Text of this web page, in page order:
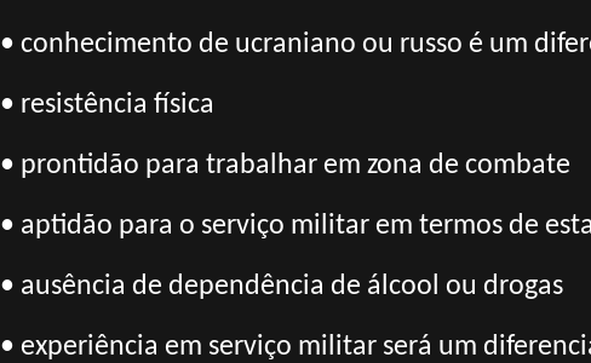
• conhecimento de ucraniano ou russo é um
• resistência física
• prontidão para trabalhar em zona de combate
• aptidão para o serviço militar em termos de
• ausência de dependência de álcool ou drogas
• experiência em serviço militar será um